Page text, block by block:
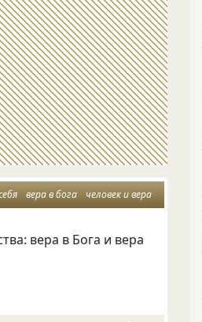
вера в бога человек и вера
вера в Бога и вера